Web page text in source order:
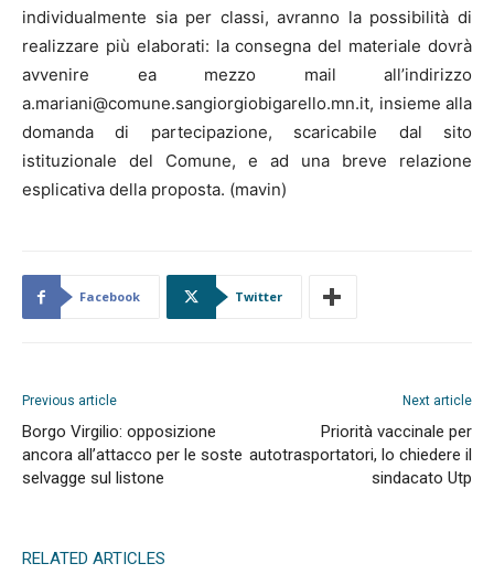
individualmente sia per classi, avranno la possibilità di
realizzare più elaborati: la consegna del materiale dovrà
avvenire ea mezzo mail all’indirizzo
a.mariani@comune.sangiorgiobigarello.mn.it, insieme alla
domanda di partecipazione, scaricabile dal sito
istituzionale del Comune, e ad una breve relazione
esplicativa della proposta. (mavin)
Facebook Twitter
Previous article
Borgo Virgilio: opposizione
ancora all’attacco per le soste
selvagge sul listone
Next article
Priorità vaccinale per
autotrasportatori, lo chiedere il
sindacato Utp
RELATED ARTICLES